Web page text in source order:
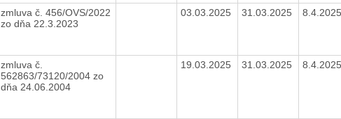
zmluva č. 456/OVS/2022
zo dňa 22.3.2023
03.03.2025 31.03.2025
zmluva č.
562863/73120/2004 zo
dňa 24.06.2004
19.03.2025 31.03.2025